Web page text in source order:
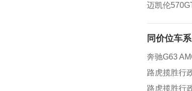
迈凯伦
同价位车系
奔驰G63
路虎揽胜行
路虎揽胜行